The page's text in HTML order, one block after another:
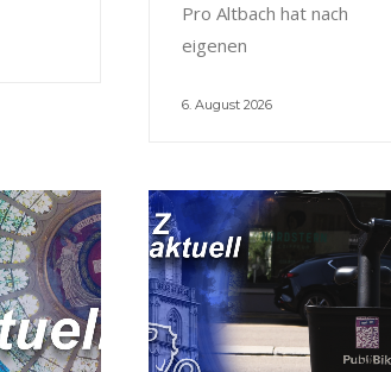
Pro Altbach hat nach
eigenen
6. August 2026